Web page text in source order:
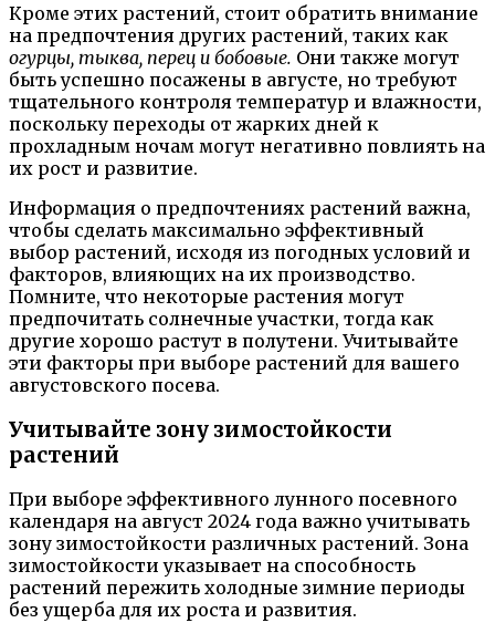
Кроме этих растений, стоит обратить внимание
на предпочтения других растений, таких как
огурцы, тыква, перец и бобовые. Они также могут
быть успешно посажены в августе, но требуют
тщательного контроля температур и влажности,
поскольку переходы от жарких дней к
прохладным ночам могут негативно повлиять на
их рост и развитие.
Информация о предпочтениях растений важна,
чтобы сделать максимально эффективный
выбор растений, исходя из погодных условий и
факторов, влияющих на их производство.
Помните, что некоторые растения могут
предпочитать солнечные участки, тогда как
другие хорошо растут в полутени. Учитывайте
эти факторы при выборе растений для вашего
августовского посева.
Учитывайте зону зимостойкости
растений
При выборе эффективного лунного посевного
календаря на август 2024 года важно учитывать
зону зимостойкости различных растений. Зонa
зимостойкости указывает на способность
растений пережить холодные зимние периоды
без ущерба для их роста и развития.